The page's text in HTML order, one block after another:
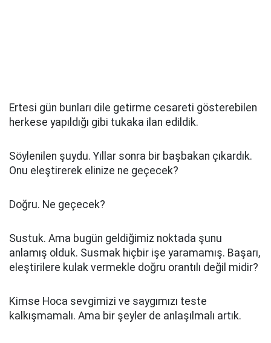
Ertesi gün bunları dile getirme cesareti gösterebilen
herkese yapıldığı gibi tukaka ilan edildik.
Söylenilen şuydu. Yıllar sonra bir başbakan çıkardık.
Onu eleştirerek elinize ne geçecek?
Doğru. Ne geçecek?
Sustuk. Ama bugün geldiğimiz noktada şunu
anlamış olduk. Susmak hiçbir işe yaramamış. Başarı,
eleştirilere kulak vermekle doğru orantılı değil midir?
Kimse Hoca sevgimizi ve saygımızı teste
kalkışmamalı. Ama bir şeyler de anlaşılmalı artık.